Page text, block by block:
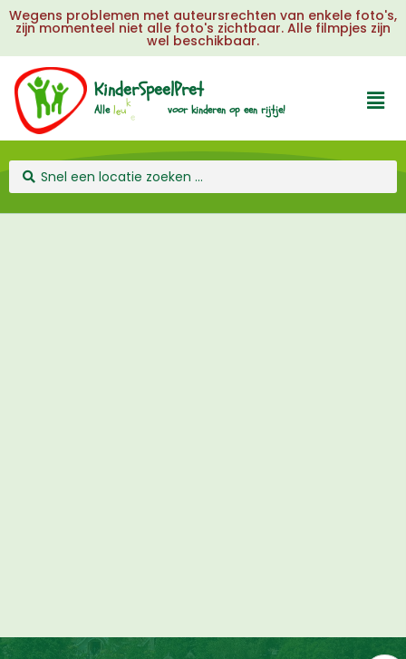
Wegens problemen met auteursrechten van enkele foto's,
zijn momenteel niet alle foto's zichtbaar. Alle filmpjes zijn
wel beschikbaar.
KinderSpeelPret
Alle leuk voor kinderen op een rijtje!